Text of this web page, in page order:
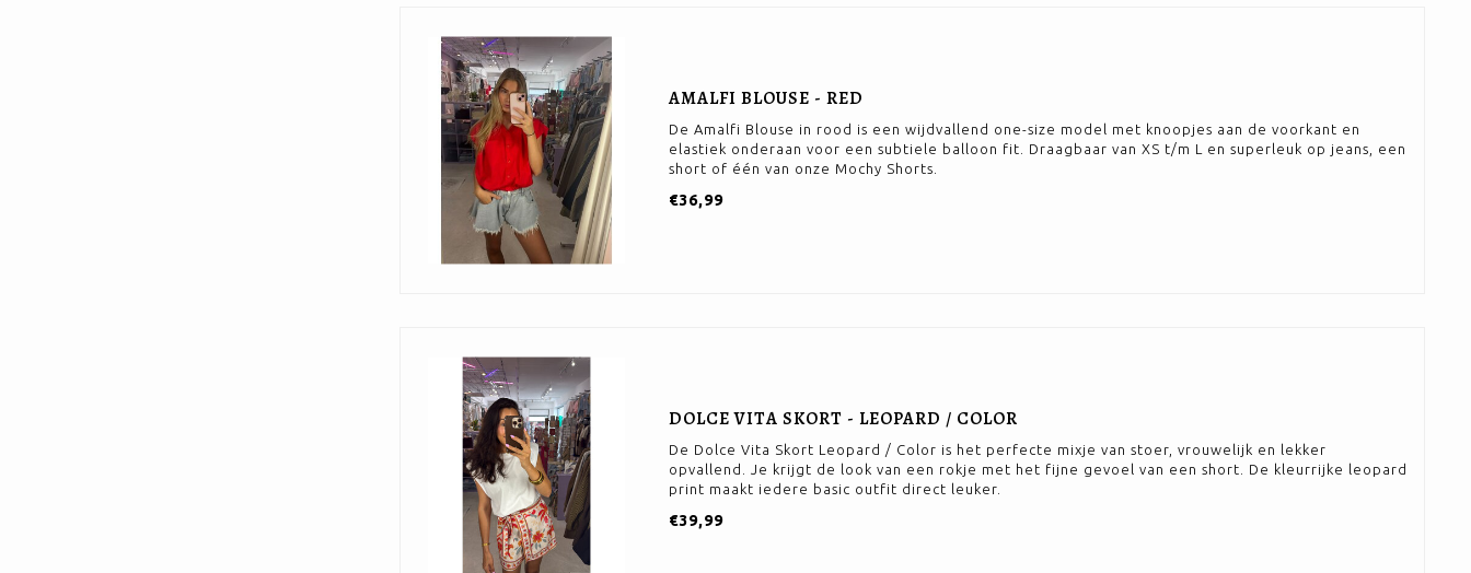
AMALFI BLOUSE - RED
De Amalfi Blouse in rood is een wijdvallend one-size model met knoopjes aan de voorkant en
elastiek onderaan voor een subtiele balloon fit. Draagbaar van XS t/m L en superleuk op jeans, een
short of één van onze Mochy Shorts.
€36,99
DOLCE VITA SKORT - LEOPARD / COLOR
De Dolce Vita Skort Leopard / Color is het perfecte mixje van stoer, vrouwelijk en lekker
opvallend. Je krijgt de look van een rokje met het fijne gevoel van een short. De kleurrijke leopard
print maakt iedere basic outfit direct leuker.
€39,99